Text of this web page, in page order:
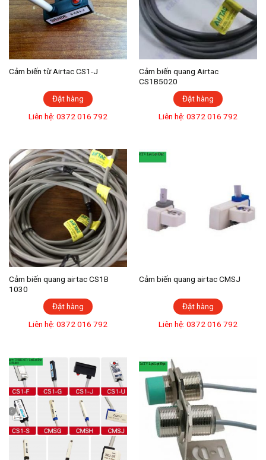
Cảm biến từ Airtac CS1-J
Đặt hàng
Liên hệ: 0372 016 792
Cảm biến quang Airtac
CS1B5020
Đặt hàng
Liên hệ: 0372 016 792
Cảm biến quang airtac CS1B
1030
Đặt hàng
Liên hệ: 0372 016 792
Cảm biến quang airtac CMSJ
Đặt hàng
Liên hệ: 0372 016 792